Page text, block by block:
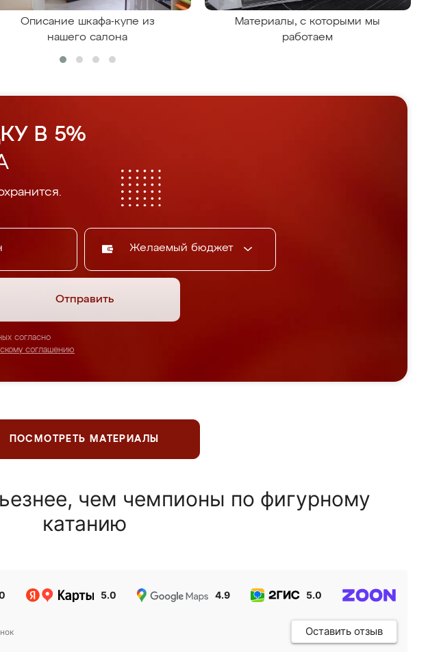
Описание шкафа-купе из
нашего салона
Материалы, с которыми мы
работаем
В 5%
Желаемый бюджет
Отправить
согласно
соглашению
ПОСМОТРЕТЬ МАТЕРИАЛЫ
чем чемпионы по фигурному
катанию
5.0 4.9 5.0
Оставить отзыв